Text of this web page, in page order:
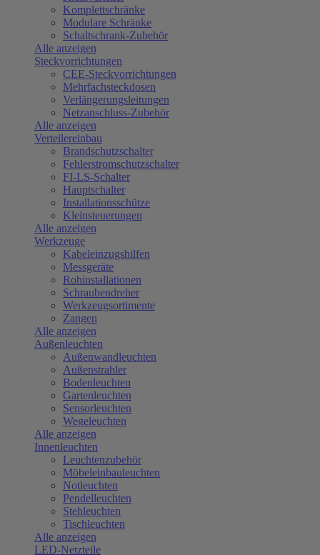
Komplettschränke
Modulare Schränke
Schaltschrank-Zubehör
Alle anzeigen
Steckvorrichtungen
CEE-Steckvorrichtungen
Mehrfachsteckdosen
Verlängerungsleitungen
Netzanschluss-Zubehör
Alle anzeigen
Verteilereinbau
Brandschutzschalter
Fehlerstromschutzschalter
FI-LS-Schalter
Hauptschalter
Installationsschütze
Kleinsteuerungen
Alle anzeigen
Werkzeuge
Kabeleinzugshilfen
Messgeräte
Rohinstallationen
Schraubendreher
Werkzeugsortimente
Zangen
Alle anzeigen
Außenleuchten
Außenwandleuchten
Außenstrahler
Bodenleuchten
Gartenleuchten
Sensorleuchten
Wegeleuchten
Alle anzeigen
Innenleuchten
Leuchtenzubehör
Möbeleinbauleuchten
Notleuchten
Pendelleuchten
Stehleuchten
Tischleuchten
Alle anzeigen
LED-Netzteile